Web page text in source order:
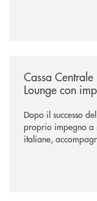
negoziazione
Cassa Centrale
Lounge con
Dopo il successo
proprio impegno a
italiane,